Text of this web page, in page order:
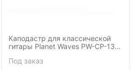
Каподастр для классической
гитары Planet Waves PW-CP-13
Под заказ